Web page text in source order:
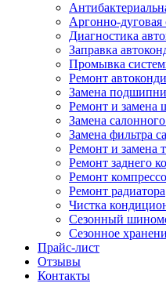
Аргонно-дуговая
Диагностика
Заправка
Промывка
Ремонт
Замена
Ремонт и замена
Замена
Замена фильтра
Ремонт и замена
Ремонт заднего
Ремонт
Ремонт радиатора
Чистка
Сезонный
Сезонное
Прайс-лист
Отзывы
Контакты